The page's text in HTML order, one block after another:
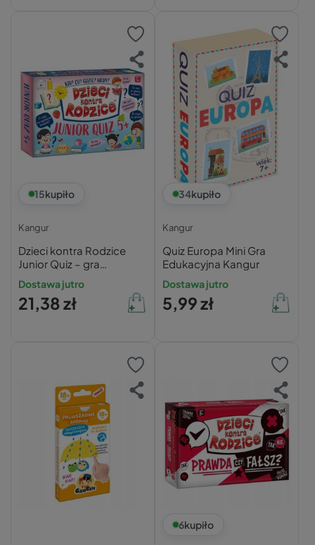
15kupiło
Kangur
Dzieci kontra Rodzice
Junior Quiz – gra
edukacyjna
Dostawa jutro
21,38 zł
34kupiło
Kangur
Quiz Europa Mini Gra
Edukacyjna Kangur
Dostawa jutro
5,99 zł
6kupiło